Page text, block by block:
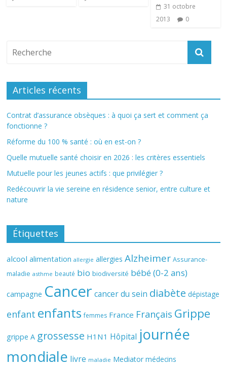
31 octobre
2013
0
Articles récents
Contrat d’assurance obsèques : à quoi ça sert et comment ça
fonctionne ?
Réforme du 100 % santé : où en est-on ?
Quelle mutuelle santé choisir en 2026 : les critères essentiels
Mutuelle pour les jeunes actifs : que privilégier ?
Redécouvrir la vie sereine en résidence senior, entre culture et
nature
Étiquettes
alcool alimentation allergie allergies Alzheimer Assurance-
maladie asthme beauté bio biodiversité bébé (0-2 ans)
campagne Cancer cancer du sein diabète dépistage
enfant enfants femmes France Français Grippe
grippe A grossesse H1N1 Hôpital journée
mondiale livre maladie Mediator médecins